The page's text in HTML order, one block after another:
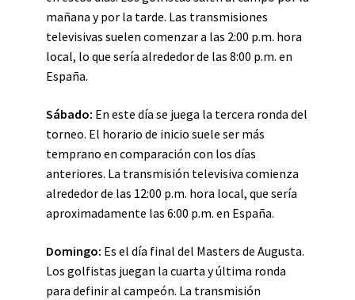
mañana y por la tarde. Las transmisiones
televisivas suelen comenzar a las 2:00 p.m. hora
local, lo que sería alrededor de las 8:00 p.m. en
España.
Sábado: En este día se juega la tercera ronda del
torneo. El horario de inicio suele ser más
temprano en comparación con los días
anteriores. La transmisión televisiva comienza
alrededor de las 12:00 p.m. hora local, que sería
aproximadamente las 6:00 p.m. en España.
Domingo: Es el día final del Masters de Augusta.
Los golfistas juegan la cuarta y última ronda
para definir al campeón. La transmisión